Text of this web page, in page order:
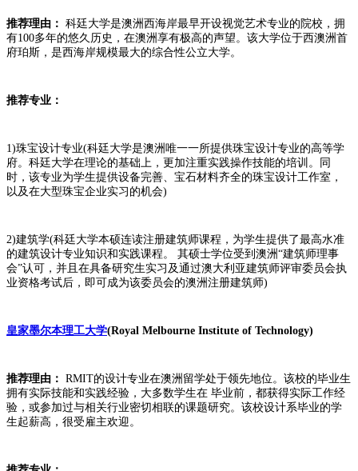
推荐理由： 科廷大学是澳洲西海岸最早开设视觉艺术专业的院校，拥
有100多年的悠久历史，在澳洲享有极高的声望。该大学位于西澳洲首
府珀斯，是西海岸规模最大的综合性公立大学。
推荐专业：
1)珠宝设计专业(科廷大学是澳洲唯一一所提供珠宝设计专业的高等学
府。科廷大学在理论的基础上，更加注重实践操作技能的培训。同
时，该专业为学生提供设备完善、宝石材料齐全的珠宝设计工作室，
以及在大型珠宝企业实习的机会)
2)建筑学(科廷大学本硕连读注册建筑师课程，为学生提供了最高水准
的建筑设计专业知识和实践课程。 其硕士学位受到澳洲“建筑师理事
会”认可，并且在具备研究生实习及通过澳大利亚建筑师评审委员会执
业资格考试后，即可成为该委员会的澳洲注册建筑师)
皇家墨尔本理工大学(Royal Melbourne Institute of Technology)
推荐理由： RMIT的设计专业在澳洲留学处于领先地位。该校的毕业生
拥有实际技能和实践经验，大多数学生在 毕业前，都获得实际工作经
验，或参加过与相关行业密切相联的课题研究。该校设计系毕业的学
生起薪高，很受雇主欢迎。